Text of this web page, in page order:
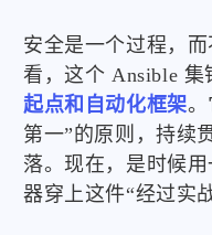
安全是一个过程，
看，这个 Ansible 集
起点和自动化框架。
第一”的原则，持续
落。现在，是时候
器穿上这件“经过实